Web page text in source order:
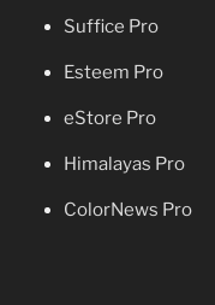
Suffice Pro
Esteem Pro
eStore Pro
Himalayas Pro
ColorNews Pro